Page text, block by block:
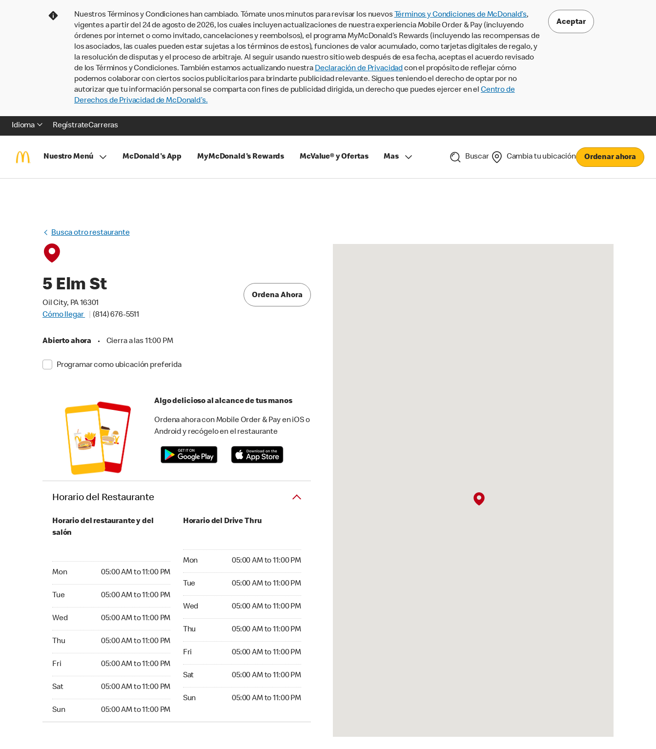
Nuestros Términos y Condiciones han cambiado. Tómate unos minutos para revisar los nuevos Términos y Condiciones de McDonald’s,
vigentes a partir del 24 de agosto de 2026, los cuales incluyen actualizaciones de nuestra experiencia Mobile Order & Pay (incluyendo
órdenes por internet o como invitado, cancelaciones y reembolsos), el programa MyMcDonald’s Rewards (incluyendo las recompensas de
los asociados, las cuales pueden estar sujetas a los términos de estos), funciones de valor acumulado, como tarjetas digitales de regalo, y
la resolución de disputas y el proceso de arbitraje. Al seguir usando nuestro sitio web después de esa fecha, aceptas el acuerdo revisado
de los Términos y Condiciones. También estamos actualizando nuestra Declaración de Privacidadcon el propósito de reflejar cómo
podemos colaborar con ciertos socios publicitarios para brindarte publicidad relevante. Sigues teniendo el derecho de optar por no
autorizar que tu información personal se comparta con fines de publicidad dirigida, un derecho que puedes ejercer en el Centro de
Derechos de Privacidad de McDonald’s.
Aceptar
Idioma RegístrateCarreras
Nuestro Menú McDonald's App MyMcDonald's Rewards McValue® y Ofertas Mas Buscar Cambia tu ubicación Ordenar ahora
Busca otro restaurante
5 Elm St
Oil City, PA 16301
Cómo llegar
(814) 676-5511
Abierto ahora • Cierra a las 11:00 PM
Programar como ubicación preferida
Ordena Ahora
Algo delicioso al alcance de tus manos
Ordena ahora con Mobile Order & Pay en iOS o
Android y recógelo en el restaurante
Horario del Restaurante
Horario del restaurante y del
salón
Mon 05:00 AM to 11:00 PM
Tue 05:00 AM to 11:00 PM
Wed 05:00 AM to 11:00 PM
Thu 05:00 AM to 11:00 PM
Fri 05:00 AM to 11:00 PM
Sat 05:00 AM to 11:00 PM
Sun 05:00 AM to 11:00 PM
Horario del Drive Thru
Mon 05:00 AM to 11:00 PM
Tue 05:00 AM to 11:00 PM
Wed 05:00 AM to 11:00 PM
Thu 05:00 AM to 11:00 PM
Fri 05:00 AM to 11:00 PM
Sat 05:00 AM to 11:00 PM
Sun 05:00 AM to 11:00 PM